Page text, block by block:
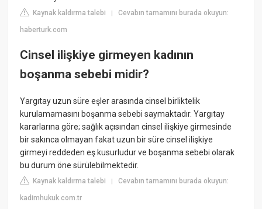
Kaynak kaldırma talebi |Cevabın tamamını burada okuyun:
haberturk.com
Cinsel ilişkiye girmeyen kadının
boşanma sebebi midir?
Yargıtay uzun süre eşler arasında cinsel birliktelik
kurulamamasını boşanma sebebi saymaktadır. Yargıtay
kararlarına göre; sağlık açısından cinsel ilişkiye girmesinde
bir sakınca olmayan fakat uzun bir süre cinsel ilişkiye
girmeyi reddeden eş kusurludur ve boşanma sebebi olarak
bu durum öne sürülebilmektedir.
Kaynak kaldırma talebi |Cevabın tamamını burada okuyun:
kadimhukuk.com.tr